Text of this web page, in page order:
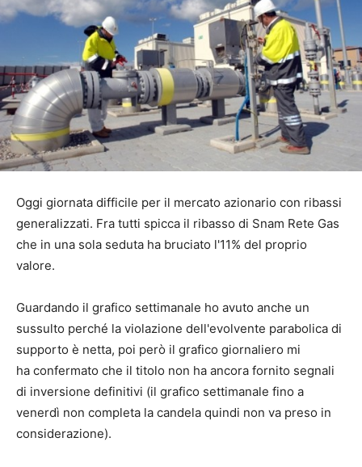
Oggi giornata difficile per il mercato azionario con ribassi
generalizzati. Fra tutti spicca il ribasso di Snam Rete Gas
che in una sola seduta ha bruciato l'11% del proprio
valore.
Guardando il grafico settimanale ho avuto anche un
sussulto perché la violazione dell'evolvente parabolica di
supporto è netta, poi però il grafico giornaliero mi
ha confermato che il titolo non ha ancora fornito segnali
di inversione definitivi (il grafico settimanale fino a
venerdì non completa la candela quindi non va preso in
considerazione).